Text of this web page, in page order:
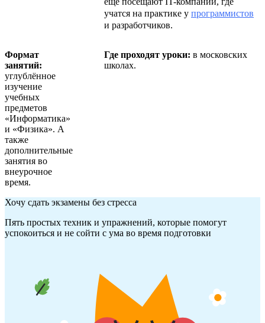
учатся на практике у программистов
и разработчиков.
Формат
занятий:
углублённое
изучение
учебных
предметов
«Информатика»
и «Физика». А
также
дополнительные
занятия во
внеурочное
время.
Где проходят уроки: в московских
школах.
Хочу сдать экзамены без стресса
Пять простых техник и упражнений, которые помогут
успокоиться и не сойти с ума во время подготовки